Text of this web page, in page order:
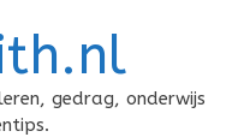
gedrag, onderwijs